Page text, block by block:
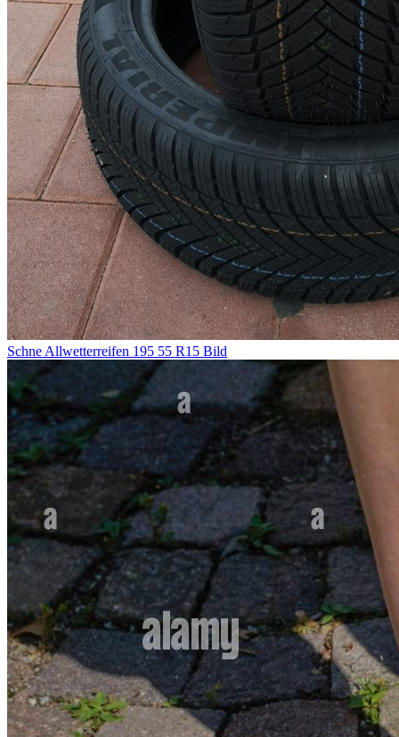
Schne Allwetterreifen 195 55 R15 Bild